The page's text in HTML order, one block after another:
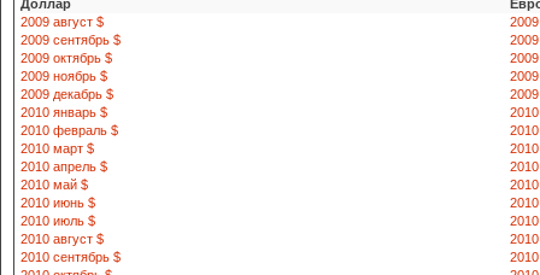
Доллар
2009 август $
2009
2009 сентябрь $
2009 октябрь $
2009 ноябрь $
2009 декабрь $
2010 январь $
2010 февраль $
2010 март $
2010 апрель $
2010 май $
2010 июнь $
2010 июль $
2010 август $
2010
2010 сентябрь $